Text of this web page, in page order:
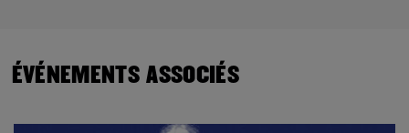
ÉVÉNEMENTS ASSOCIÉS